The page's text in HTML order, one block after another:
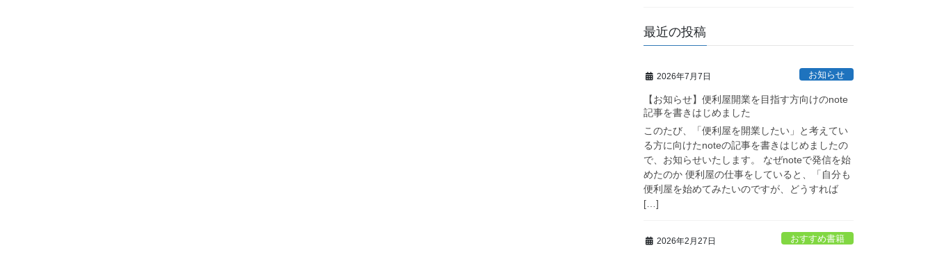
最近の投稿
2026年7月7日 お知らせ
【お知らせ】便利屋開業を目指す方向けのnote
記事を書きはじめました
このたび、「便利屋を開業したい」と考えてい
る方に向けたnoteの記事を書きはじめましたの
で、お知らせいたします。 なぜnoteで発信を始
めたのか 便利屋の仕事をしていると、「自分も
便利屋を始めてみたいのですが、どうすれば
[…]
2026年2月27日 おすすめ書籍